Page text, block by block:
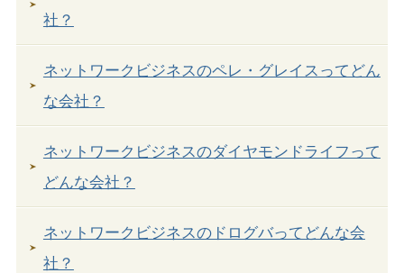
社？
ネットワークビジネスのペレ・グレイスってどん
な会社？
ネットワークビジネスのダイヤモンドライフって
どんな会社？
ネットワークビジネスのドログバってどんな会
社？